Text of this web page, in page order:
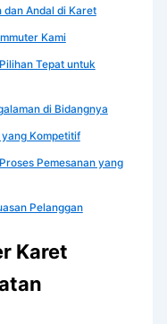
dan Andal di Karet
Kami
Tepat untuk
di Bidangnya
Kompetitif
Pemesanan yang
Pelanggan
Karet